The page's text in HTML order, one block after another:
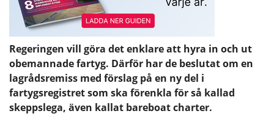
Regeringen vill göra det enklare att hyra in och ut
obemannade fartyg. Därför har de beslutat om en
lagrådsremiss med förslag på en ny del i
fartygsregistret som ska förenkla för så kallad
skeppslega, även kallat bareboat charter.